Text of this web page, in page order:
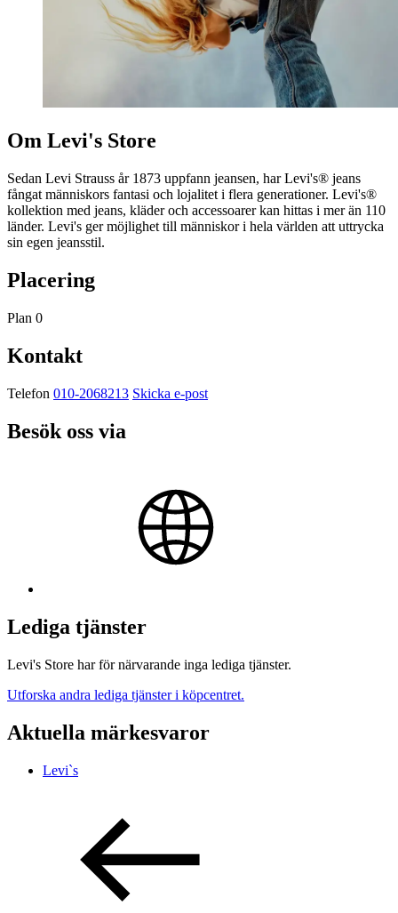
Om Levi's Store
Sedan Levi Strauss år 1873 uppfann jeansen, har Levi's® jeans
fångat människors fantasi och lojalitet i flera generationer. Levi's®
kollektion med jeans, kläder och accessoarer kan hittas i mer än 110
länder. Levi's ger möjlighet till människor i hela världen att uttrycka
sin egen jeansstil.
Placering
Plan 0
Kontakt
Telefon 010-2068213 Skicka e-post
Besök oss via
Lediga tjänster
Levi's Store har för närvarande inga lediga tjänster.
Utforska andra lediga tjänster i köpcentret.
Aktuella märkesvaror
Levi`s